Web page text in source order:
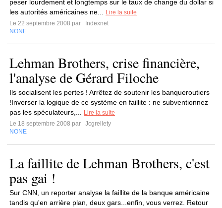
peser lourdement et longtemps sur le taux de change du dollar si
les autorités américaines ne...
Lire la suite
Le 22 septembre 2008 par
Indexnet
NONE
Lehman Brothers, crise financière,
l'analyse de Gérard Filoche
Ils socialisent les pertes ! Arrêtez de soutenir les banqueroutiers
!Inverser la logique de ce système en faillite : ne subventionnez
pas les spéculateurs,...
Lire la suite
Le 18 septembre 2008 par
Jcgrellety
NONE
La faillite de Lehman Brothers, c'est
pas gai !
Sur CNN, un reporter analyse la faillite de la banque américaine
tandis qu'en arrière plan, deux gars...enfin, vous verrez. Retour